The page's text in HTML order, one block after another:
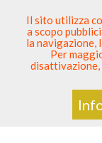
Il sito utilizza
a scopo
la navigazione,
Per
disattivazione,